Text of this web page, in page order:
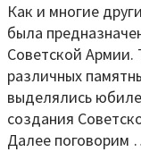
Как и многие
была
Советской Армии.
различных
выделялись
создания
Далее поговорим